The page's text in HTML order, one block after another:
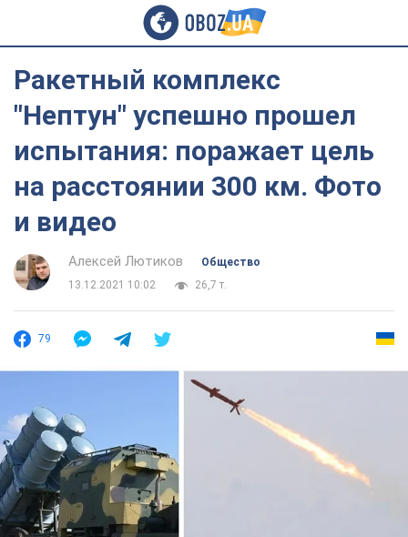
Ракетный комплекс
"Нептун" успешно прошел
испытания: поражает цель
на расстоянии 300 км. Фото
и видео
Алексей Лютиков
Общество
13.12.2021 10:02
26,7 т.
79